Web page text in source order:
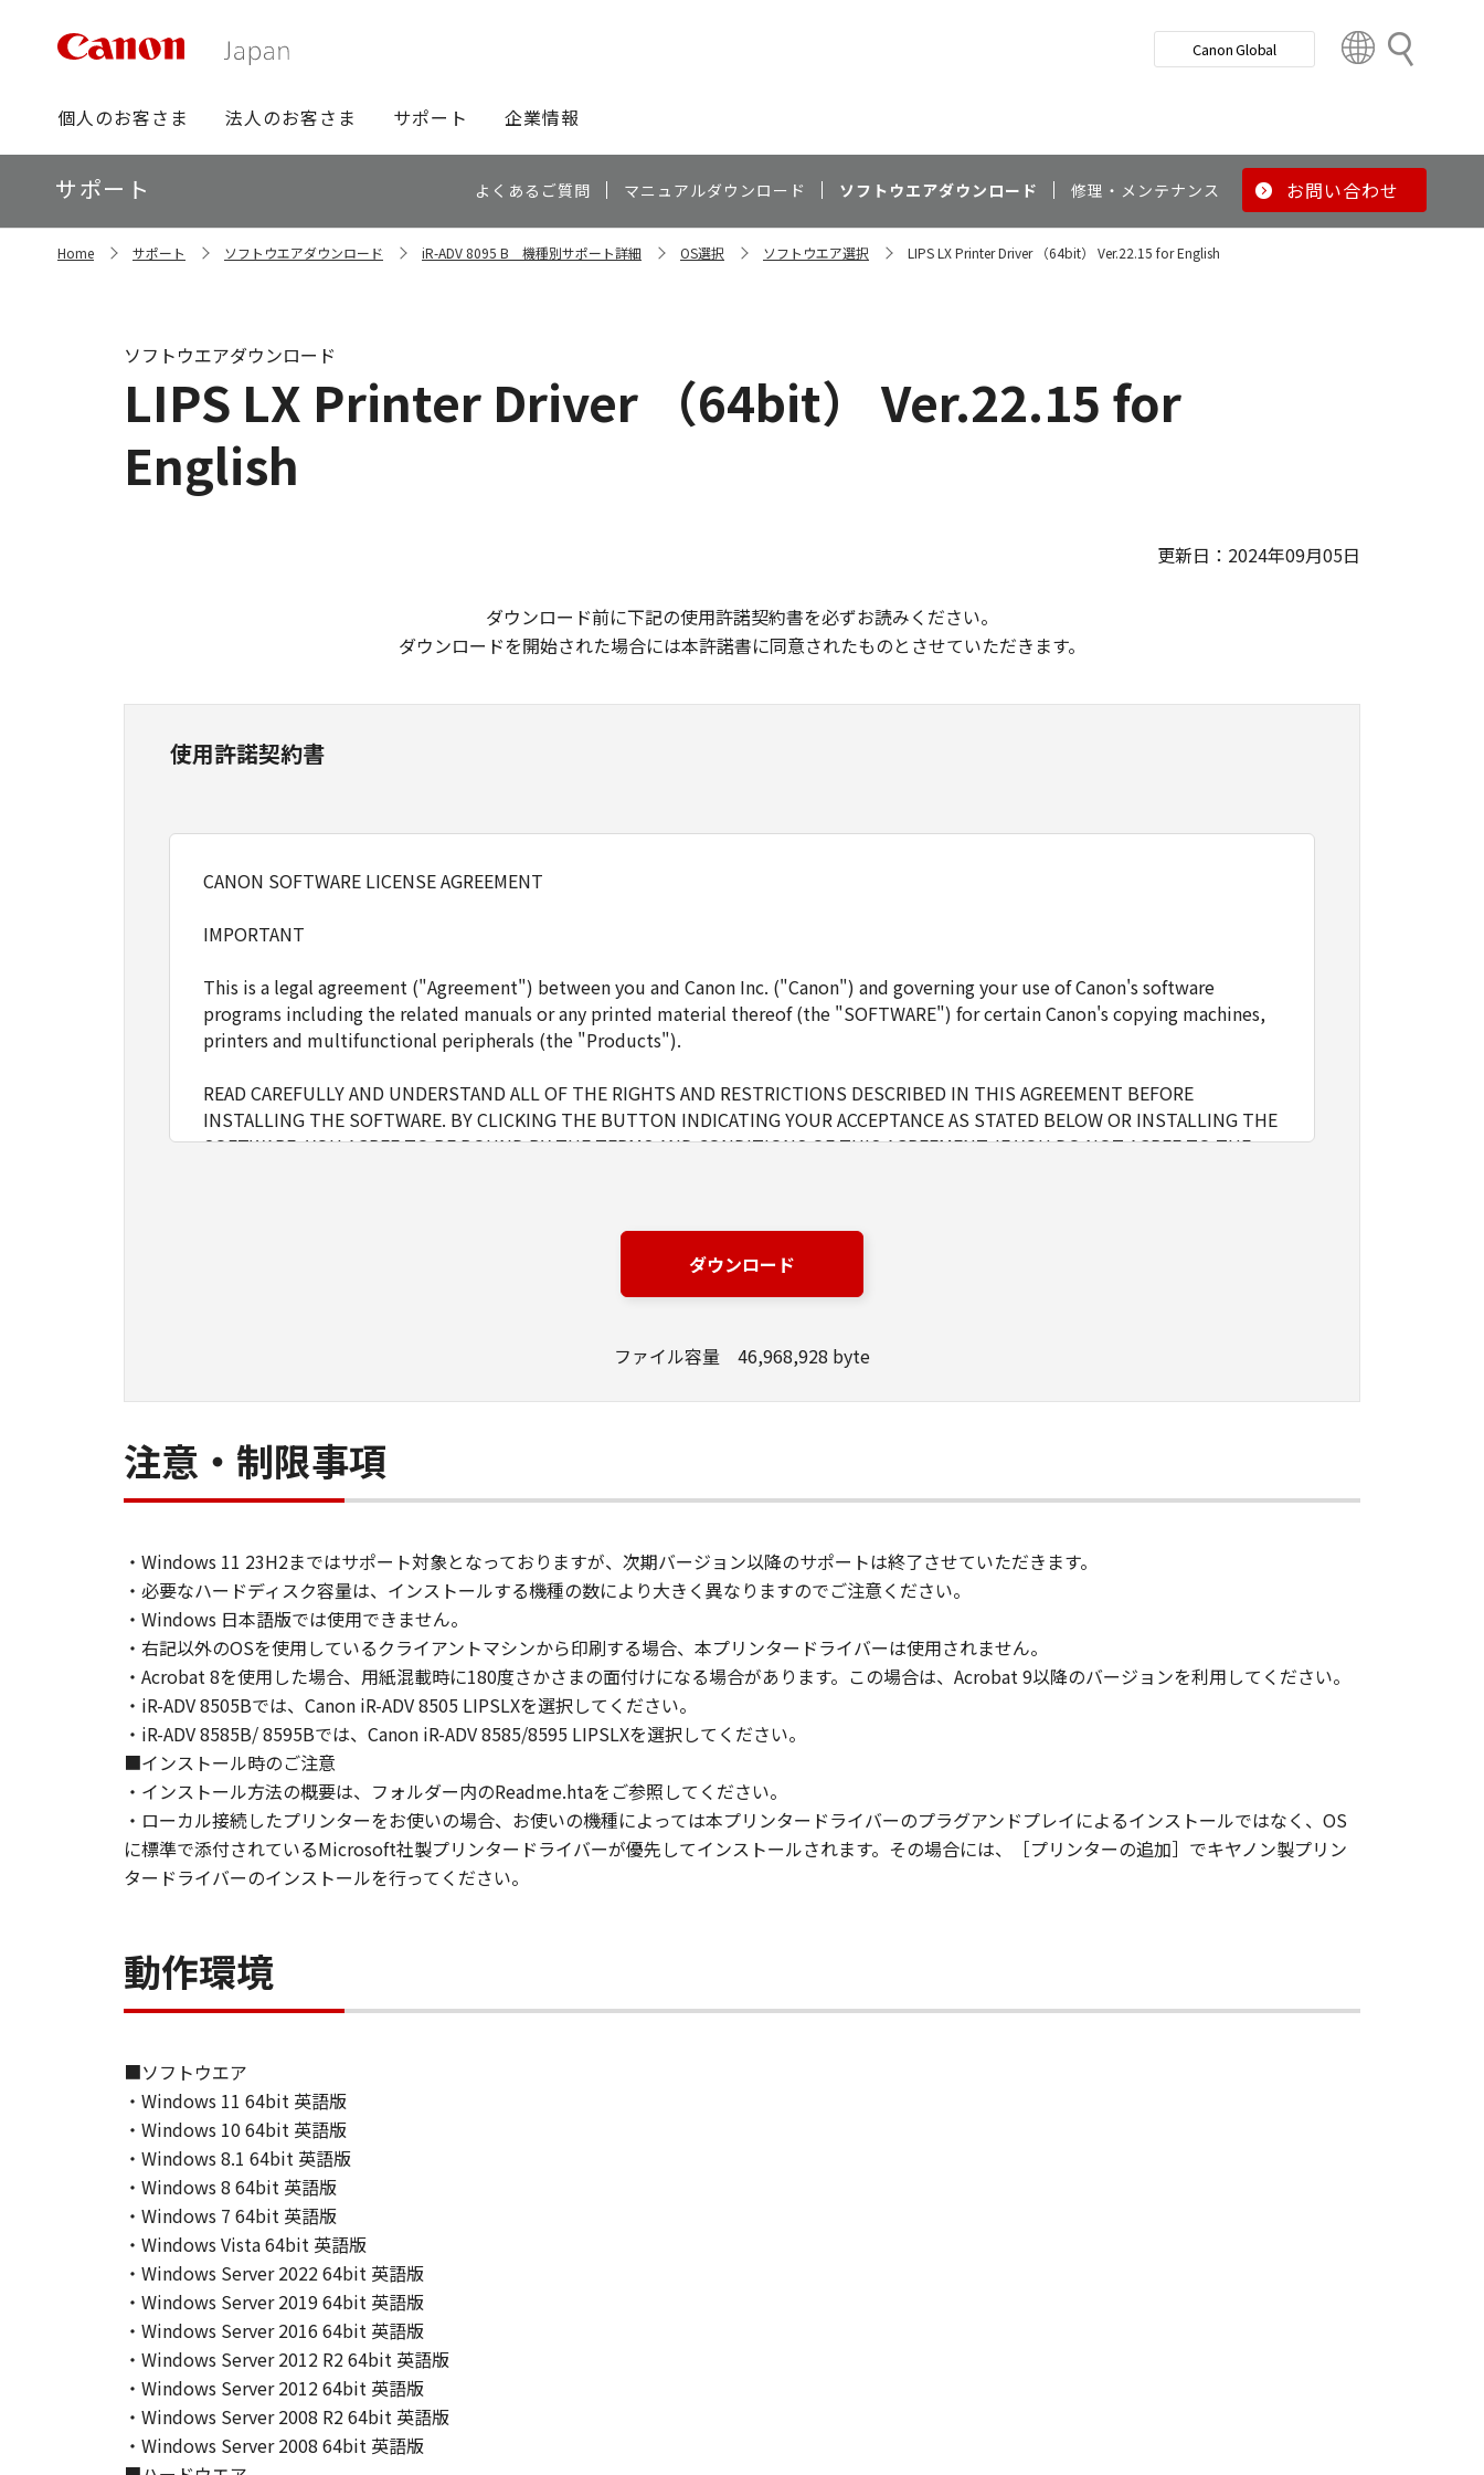
検
グ
ロ
ー
バ
ビ
個人のお客さま 法人のお客さま サポート 企業情報
Canon Global
t
y
ロ
ー
カ
ル
サポート よくあるご質問 マニュアルダウンロード ソフトウエアダウンロード 修理・メンテナンス お問い合わせ
Home サポート ソフトウエアダウンロード iR-ADV 8095 B 機種別サポート詳細 OS選択 ソフトウエア選択 LIPS LX Printer Driver （64bit） Ver.22.15 for English
LIPS LX Printer Driver （64bit） Ver.22.15 for
English
ソフトウエアダウンロード
更新日：2024年09月05日
ダウンロード前に下記の使用許諾契約書を必ずお読みください。
ダウンロードを開始された場合には本許諾書に同意されたものとさせていただきます。
使用許諾契約書
CANON SOFTWARE LICENSE AGREEMENT
IMPORTANT
This is a legal agreement ("Agreement") between you and Canon Inc. ("Canon") and governing your use of Canon's software
programs including the related manuals or any printed material thereof (the "SOFTWARE") for certain Canon's copying machines,
printers and multifunctional peripherals (the "Products").
READ CAREFULLY AND UNDERSTAND ALL OF THE RIGHTS AND RESTRICTIONS DESCRIBED IN THIS AGREEMENT BEFORE
INSTALLING THE SOFTWARE. BY CLICKING THE BUTTON INDICATING YOUR ACCEPTANCE AS STATED BELOW OR INSTALLING THE
SOFTWARE, YOU AGREE TO BE BOUND BY THE TERMS AND CONDITIONS OF THIS AGREEMENT. IF YOU DO NOT AGREE TO THE
Canon grants you a personal, limited and non-exclusive license to use ("use" as used herein shall include storing, loading,
installing, accessing, executing or displaying) the SOFTWARE solely for the use with Products only on computers directly or via
You may allow other users of other computers connected to your Designated Computer to use the SOFTWARE, provided that you
borne by you hereunder.
You may make one copy of the SOFTWARE solely for a back-up purpose.
loan, convey or transfer to any third party the SOFTWARE. You shall not alter, translate or convert to another programming
language, modify, disassemble, decompile or otherwise reverse engineer the SOFTWARE and you shall not have any third party to
do so.
3. COPYRIGHT NOTICE
You shall not modify, remove or delete any copyright notice of Canon or its licensors contained in the SOFTWARE, including any
copy thereof.
4. OWNERSHIP
Canon and its licensors retain in all respects the title, ownership and intellectual property rights in and to the SOFTWARE. Except
as expressly provided herein, no license or right, express or implied, is hereby conveyed or granted by Canon to you for any
intellectual property of Canon and its licensors.
directly or indirectly, the SOFTWARE in violation of any such laws, restrictions and regulations, or without all necessary approvals.
6. SUPPORT AND UPDATE
RESPONSIBLE FOR MAINTAINING OR HELPING YOU TO USE THE SOFTWARE, OR PROVIDING YOU WITH ANY UPDATES, FIXES OR
SUPPORT FOR THE SOFTWARE HEREUNDER.
7. DISCLAIMER OF WARRANTIES AND LIABILITY
[NO WARRANTY] THE SOFTWARE IS PROVIDED "AS IS" WITHOUT WARRANTY OF ANY KIND, EITHER EXPRESSED OR IMPLIED,
INCLUDING, BUT NOT LIMITED TO THE IMPLIED WARRANTIES OF MERCHANTABILITY AND FITNESS FOR A PARTICULAR PURPOSE.
THE ENTIRE RISK AS TO THE QUALITY AND PERFORMANCE OF THE SOFTWARE IS WITH YOU. SHOULD THE SOFTWARE PROVE
DEFECTIVE, YOU ASSUME THE ENTIRE COST OF ALL NECESSARY SERVICING, REPAIR OR CORRECTION. SOME STATES OR LEGAL
JURISDICTIONS DO NOT ALLOW THE EXCLUSION OF IMPLIED WARRANTIES, SO THE ABOVE EXCLUSION MAY NOT APPLY TO YOU.
THIS WARRANTY GIVES YOU SPECIFIC LEGAL RIGHTS AND YOU MAY ALSO HAVE OTHER RIGHTS WHICH VARY FROM STATE TO
STATE OR JURISDICTION TO JURISDICTION.
NEITHER CANON, CANON'S SUBSIDIARIES OR AFFILIATES, THEIR DISTRIBUTORS, OR DEALERS NOR CANON'S LICENSORS
WARRANT THAT THE FUNCTIONS CONTAINED IN THE SOFTWARE WILL MEET YOUR REQUIREMENTS OR THAT THE OPERATION
OF THE SOFTWARE WILL BE UNINTERRUPTED OR ERROR FREE.
ダウンロード
ファイル容量 46,968,928 byte
注意・制限事項
・Windows 11 23H2まではサポート対象となっておりますが、次期バージョン以降のサポートは終了させていただきます。
・必要なハードディスク容量は、インストールする機種の数により大きく異なりますのでご注意ください。
・Windows 日本語版では使用できません。
・右記以外のOSを使用しているクライアントマシンから印刷する場合、本プリンタードライバーは使用されません。
・Acrobat 8を使用した場合、用紙混載時に180度さかさまの面付けになる場合があります。この場合は、Acrobat 9以降のバージョンを利用してください。
・iR-ADV 8505Bでは、Canon iR-ADV 8505 LIPSLXを選択してください。
・iR-ADV 8585B/ 8595Bでは、Canon iR-ADV 8585/8595 LIPSLXを選択してください。
■インストール時のご注意
・インストール方法の概要は、フォルダー内のReadme.htaをご参照してください。
・ローカル接続したプリンターをお使いの場合、お使いの機種によっては本プリンタードライバーのプラグアンドプレイによるインストールではなく、OS
に標準で添付されているMicrosoft社製プリンタードライバーが優先してインストールされます。その場合には、［プリンターの追加］でキヤノン製プリン
タードライバーのインストールを行ってください。
動作環境
■ソフトウエア
・Windows 11 64bit 英語版
・Windows 10 64bit 英語版
・Windows 8.1 64bit 英語版
・Windows 8 64bit 英語版
・Windows 7 64bit 英語版
・Windows Vista 64bit 英語版
・Windows Server 2022 64bit 英語版
・Windows Server 2019 64bit 英語版
・Windows Server 2016 64bit 英語版
・Windows Server 2012 R2 64bit 英語版
・Windows Server 2012 64bit 英語版
・Windows Server 2008 R2 64bit 英語版
・Windows Server 2008 64bit 英語版